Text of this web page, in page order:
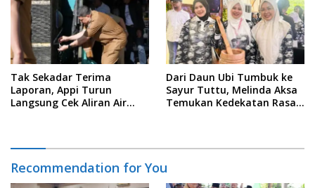
Tak Sekadar Terima
Laporan, Appi Turun
Langsung Cek Aliran Air
Dari Daun Ubi Tumbuk ke
Sayur Tuttu, Melinda Aksa
Temukan Kedekatan Rasa
Recommendation for You